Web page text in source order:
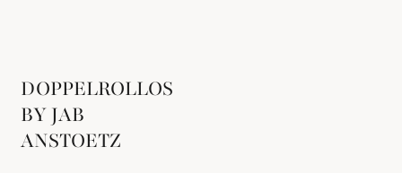
DOPPELROLLOS
BY JAB
ANSTOETZ